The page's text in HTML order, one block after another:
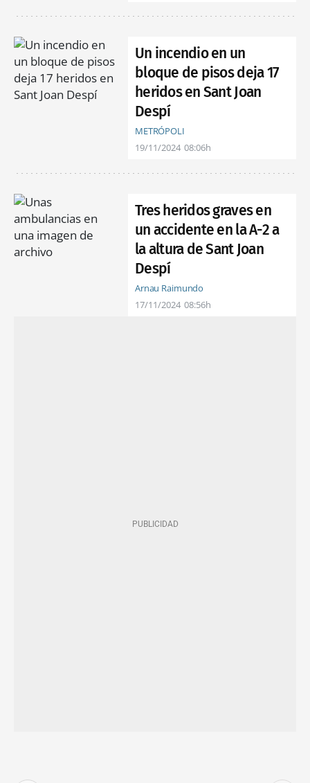
Un incendio en un
bloque de pisos deja 17
heridos en Sant Joan
Despí
METRÓPOLI
19/11/2024 08:06h
Tres heridos graves en
un accidente en la A-2 a
la altura de Sant Joan
Despí
Arnau Raimundo
17/11/2024 08:56h